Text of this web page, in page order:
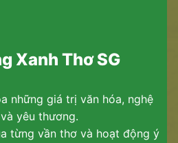
Xanh Thơ SG
những giá trị văn hóa, nghệ
yêu thương.
từng vần thơ và hoạt động ý